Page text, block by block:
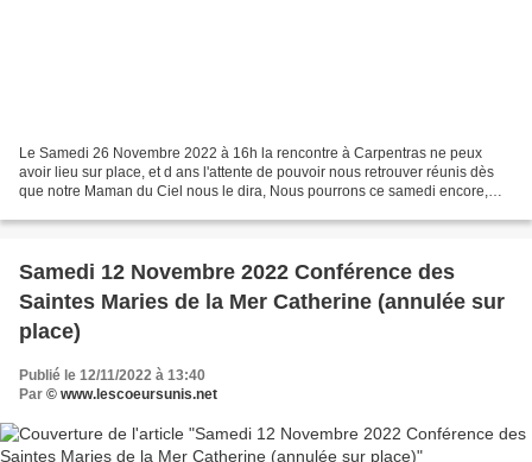
Le Samedi 26 Novembre 2022 à 16h la rencontre à Carpentras ne peux
avoir lieu sur place, et d ans l'attente de pouvoir nous retrouver réunis dès
que notre Maman du Ciel nous le dira, Nous pourrons ce samedi encore,
Samedi 12 Novembre 2022 Conférence des
Saintes Maries de la Mer Catherine (annulée sur
place)
Publié le 12/11/2022 à 13:40
Par © www.lescoeursunis.net